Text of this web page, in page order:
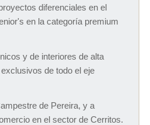
diferenciales en el
en la categoría premium
y de interiores de alta
de todo el eje
de Pereira, y a
en el sector de Cerritos.